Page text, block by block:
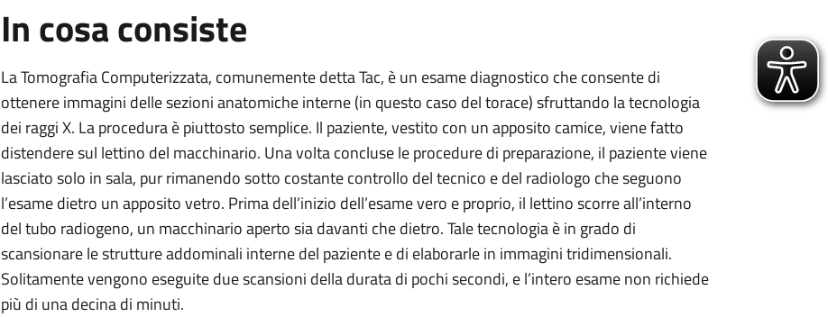
In cosa consiste
La Tomografia Computerizzata, comunemente detta Tac, è un esame diagnostico che consente di
ottenere immagini delle sezioni anatomiche interne (in questo caso del torace) sfruttando la tecnologia
dei raggi X. La procedura è piuttosto semplice. Il paziente, vestito con un apposito camice, viene fatto
distendere sul lettino del macchinario. Una volta concluse le procedure di preparazione, il paziente viene
lasciato solo in sala, pur rimanendo sotto costante controllo del tecnico e del radiologo che seguono
l’esame dietro un apposito vetro. Prima dell’inizio dell’esame vero e proprio, il lettino scorre all’interno
del tubo radiogeno, un macchinario aperto sia davanti che dietro. Tale tecnologia è in grado di
scansionare le strutture addominali interne del paziente e di elaborarle in immagini tridimensionali.
Solitamente vengono eseguite due scansioni della durata di pochi secondi, e l’intero esame non richiede
più di una decina di minuti.